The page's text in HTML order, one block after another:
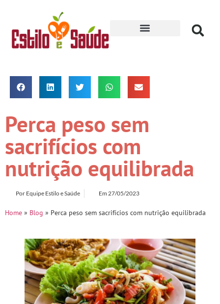
Perca peso sem
sacrifícios com
nutrição equilibrada
Por Equipe Estilo e Saúde Em 27/05/2023
Home » Blog » Perca peso sem sacrifícios com nutrição equilibrada